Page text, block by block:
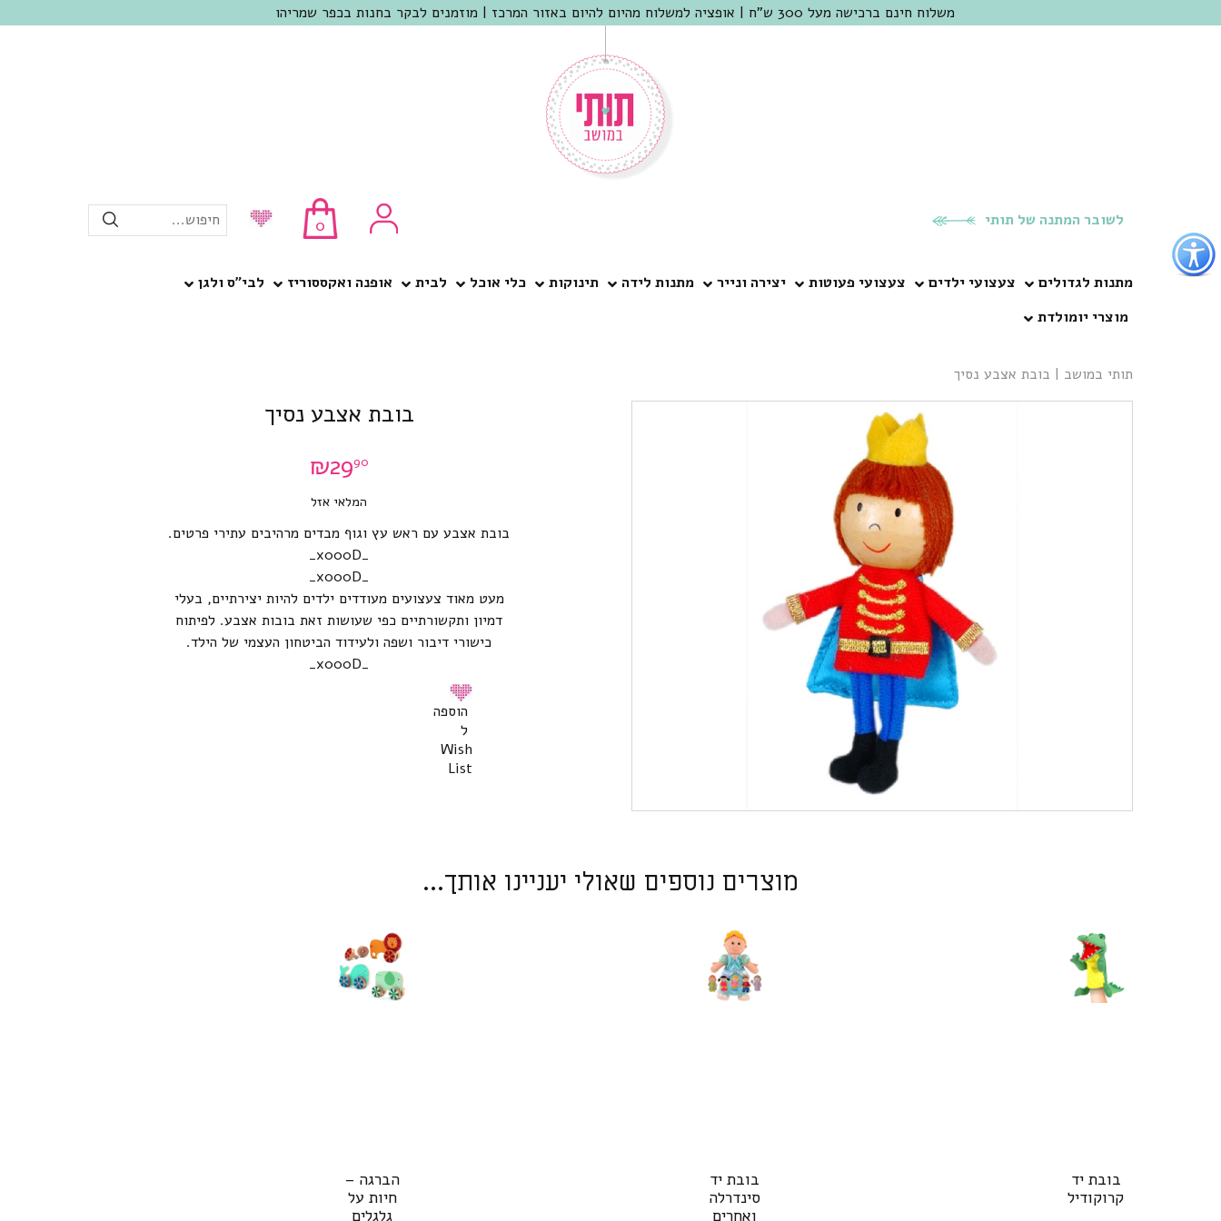
כפתור
לפתיחת
תפריט
נגישות
משלוח חינם ברכישה מעל 300 ש"ח | אופציה למשלוח מהיום להיום באזור המרכז | מוזמנים לבקר בחנות בכפר שמריהו
לשובר המתנה של תותי 0 חיפוש...
מתנות לגדולים צעצועי ילדים צעצועי פעוטות יצירה ונייר מתנות לידה תינוקות כלי אוכל לבית אופנה ואקססוריז
לבי”ס ולגן
מוצרי יומולדת
תותי במושב | בובת אצבע נסיך
בובת אצבע נסיך
₪2990
המלאי אזל
בובת אצבע עם ראש עץ וגוף מבדים מרהיבים עתירי פרטים.
_x000D_
_x000D_
מעט מאוד צעצועים מעודדים ילדים להיות יצירתיים, בעלי
דמיון ותקשורתיים כפי שעושות זאת בובות אצבע. לפיתוח
כישורי דיבור ושפה ולעידוד הביטחון העצמי של הילד.
_x000D_
הוספה
ל
Wish
List
מוצרים נוספים שאולי יעניינו אותך...
בובת יד
קרוקודיל
בובת יד
סינדרלה
ואחרים
הברגה –
חיות על
גלגלים